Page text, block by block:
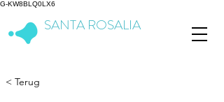
G-KW8BLQ0LX6
SANTA ROSALIA
< Terug